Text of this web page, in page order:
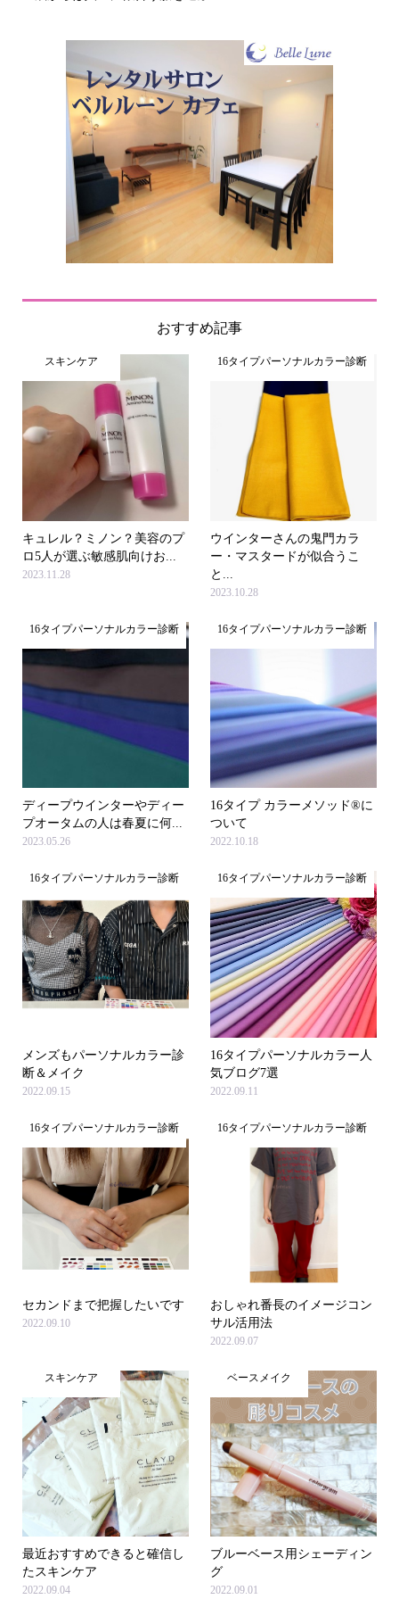
おすすめ記事
スキンケア
キュレル？ミノン？美容のプ
ロ5人が選ぶ敏感肌向けお...
2023.11.28
16タイプパーソナルカラー診断
ウインターさんの鬼門カラ
ー・マスタードが似合うこ
と...
2023.10.28
16タイプパーソナルカラー診断
ディープウインターやディー
プオータムの人は春夏に何...
2023.05.26
16タイプパーソナルカラー診断
16タイプ カラーメソッド®に
ついて
2022.10.18
16タイプパーソナルカラー診断
メンズもパーソナルカラー診
断＆メイク
2022.09.15
16タイプパーソナルカラー診断
16タイプパーソナルカラー人
気ブログ7選
2022.09.11
16タイプパーソナルカラー診断
セカンドまで把握したいです
2022.09.10
16タイプパーソナルカラー診断
おしゃれ番長のイメージコン
サル活用法
2022.09.07
スキンケア
最近おすすめできると確信し
たスキンケア
2022.09.04
ベースメイク
ブルーベース用シェーディン
グ
2022.09.01